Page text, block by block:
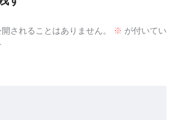
されることはありません。 ※ が付いてい